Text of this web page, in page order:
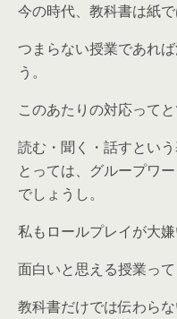
今の時代、教科書は紙
つまらない授業であれ
う。
このあたりの対応って
読む・聞く・話すとい
とっては、グループワ
でしょうし。
私もロールプレイが大嫌
面白いと思える授業っ
教科書だけでは伝わら